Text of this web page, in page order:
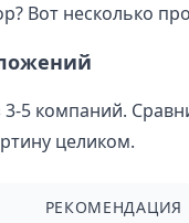
Вот несколько
3-5 компаний.
целиком.
РЕКОМЕНДАЦИЯ